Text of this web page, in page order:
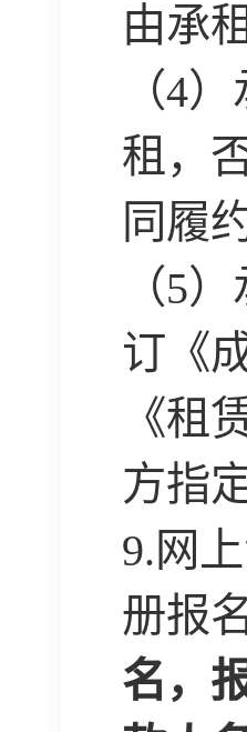
由承
（4）
租，
同履
（5）
订《
《租
方指
9.网
册报
名，